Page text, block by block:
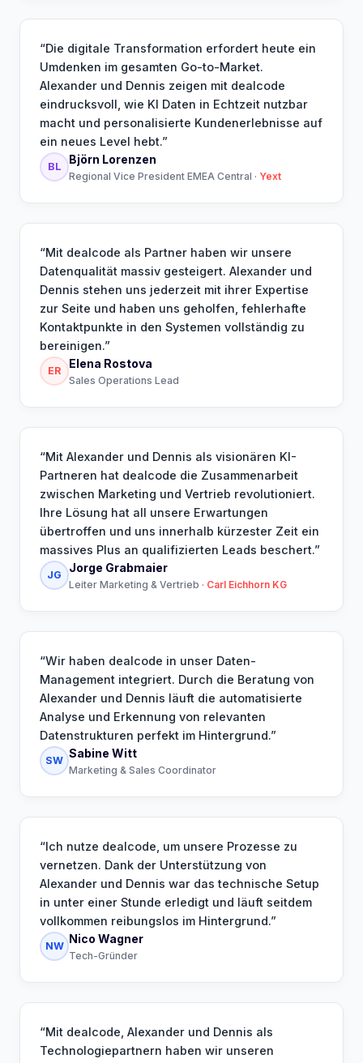
“Die digitale Transformation erfordert heute ein
Umdenken im gesamten Go-to-Market.
Alexander und Dennis zeigen mit dealcode
eindrucksvoll, wie KI Daten in Echtzeit nutzbar
macht und personalisierte Kundenerlebnisse auf
ein neues Level hebt.”
BL
Björn Lorenzen
Regional Vice President EMEA Central · Yext
“Mit dealcode als Partner haben wir unsere
Datenqualität massiv gesteigert. Alexander und
Dennis stehen uns jederzeit mit ihrer Expertise
zur Seite und haben uns geholfen, fehlerhafte
Kontaktpunkte in den Systemen vollständig zu
bereinigen.”
ER
Elena Rostova
Sales Operations Lead
“Mit Alexander und Dennis als visionären KI-
Partneren hat dealcode die Zusammenarbeit
zwischen Marketing und Vertrieb revolutioniert.
Ihre Lösung hat all unsere Erwartungen
übertroffen und uns innerhalb kürzester Zeit ein
massives Plus an qualifizierten Leads beschert.”
JG
Jorge Grabmaier
Leiter Marketing & Vertrieb · Carl Eichhorn KG
“Wir haben dealcode in unser Daten-
Management integriert. Durch die Beratung von
Alexander und Dennis läuft die automatisierte
Analyse und Erkennung von relevanten
Datenstrukturen perfekt im Hintergrund.”
SW
Sabine Witt
Marketing & Sales Coordinator
“Ich nutze dealcode, um unsere Prozesse zu
vernetzen. Dank der Unterstützung von
Alexander und Dennis war das technische Setup
in unter einer Stunde erledigt und läuft seitdem
vollkommen reibungslos im Hintergrund.”
NW
Nico Wagner
Tech-Gründer
“Mit dealcode, Alexander und Dennis als
Technologiepartnern haben wir unseren